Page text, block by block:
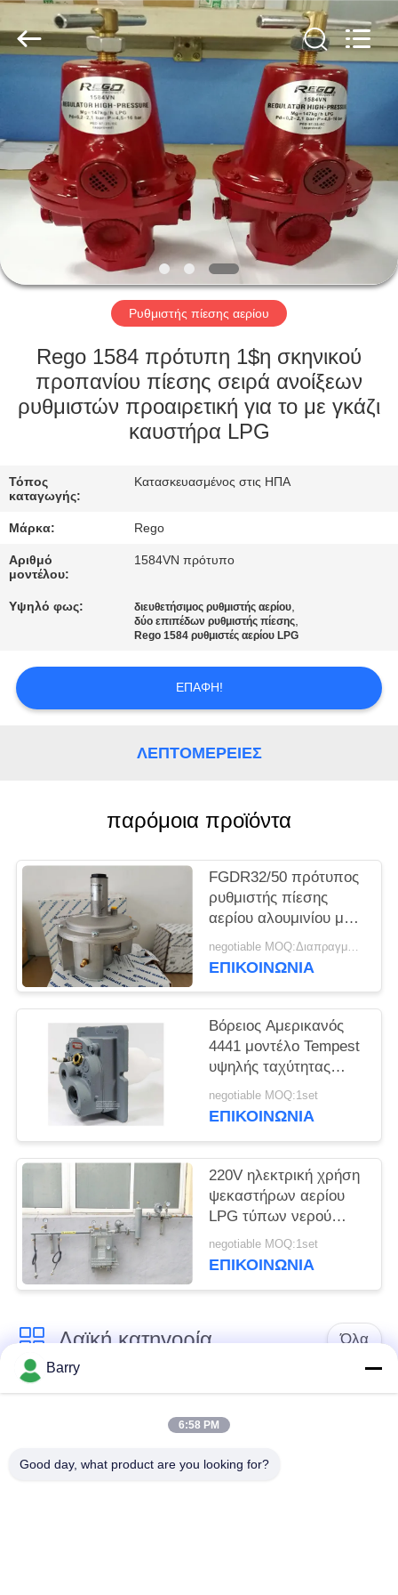
ΣΠΊΤΙ
ΠΡΟΪΌΝΤΑ
ΣΧΕΤΙΚΆ
ΕΜΆΣ
ΕΠΙΣΚΕΨΉ
ΕΡΓΟΣΤΑΣΊΟΥ
ΈΛΕΓΧΟΣ
ΠΟΙΌΤΗΤΑΣ
ΕΠΙΚΟΙΝΩΝΉΣΤΕ
ΜΑΖΊ
ΜΑΣ
ΕΙΔΉΣΕΙΣ
ΖΗΤΉΣΤΕ
ΠΡΟΣΦΟΡΆ
ΠΟΛΙΤΙΚΉ
ΑΠΟΡΡΉΤΟΥ
Ephood
Co.,
Ltd..
Ρυθμιστής πίεσης αερίου
Rego 1584 πρότυπη 1$η σκηνικού
προπανίου πίεσης σειρά ανοίξεων
ρυθμιστών προαιρετική για το με γκάζι
καυστήρα LPG
Τόπος
καταγωγής:
Κατασκευασμένος στις ΗΠΑ
Μάρκα: Rego
Αριθμό
μοντέλου:
1584VN πρότυπο
Υψηλό φως: διευθετήσιμος ρυθμιστής αερίου,
δύο επιπέδων ρυθμιστής πίεσης,
Rego 1584 ρυθμιστές αερίου LPG
ΕΠΑΦΉ!
ΛΕΠΤΟΜΈΡΕΙΕΣ
παρόμοια προϊόντα
FGDR32/50 πρότυπος
ρυθμιστής πίεσης
αερίου αλουμινίου με
χτισμένος στο φίλτρο
Ιταλία Giuliani Anello
negotiable MOQ:Διαπραγματεύσιμος
ΕΠΙΚΟΙΝΩΝΊΑ
Βόρειος Αμερικανός
4441 μοντέλο Tempest
υψηλής ταχύτητας
χαμηλού NOx
καυστήρα αερίου
negotiable MOQ:1set
ΕΠΙΚΟΙΝΩΝΊΑ
220V ηλεκτρική χρήση
ψεκαστήρων αερίου
LPG τύπων νερού
θέρμανσης στον
καυστήρα αερίου
negotiable MOQ:1set
ΕΠΙΚΟΙΝΩΝΊΑ
Λαϊκή κατηγορία Όλα
Ρυθμιστής πίεσης
Ρυθμιστής αερίου του
Φίσερ
Διαφορική συσκευή
Barry
6:58 PM
Good day, what product are you looking for?